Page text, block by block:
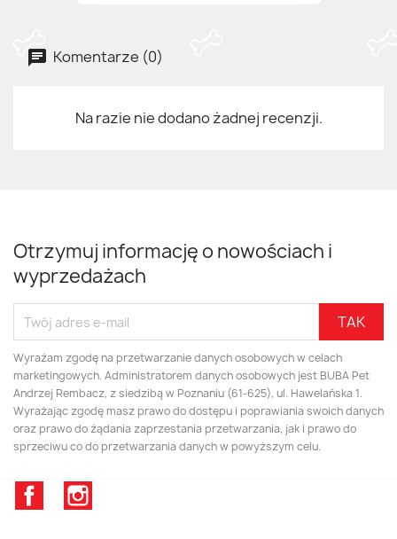
Komentarze (0)
Na razie nie dodano żadnej recenzji.
Otrzymuj informację o nowościach i
wyprzedażach
Wyrażam zgodę na przetwarzanie danych osobowych w celach
marketingowych. Administratorem danych osobowych jest BUBA Pet
Andrzej Rembacz, z siedzibą w Poznaniu (61-625), ul. Hawelańska 1.
Wyrażając zgodę masz prawo do dostępu i poprawiania swoich danych
oraz prawo do żądania zaprzestania przetwarzania, jak i prawo do
sprzeciwu co do przetwarzania danych w powyższym celu.
Facebook